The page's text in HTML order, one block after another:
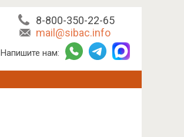
8-800-350-22-65
mail@sibac.info
Напишите нам: